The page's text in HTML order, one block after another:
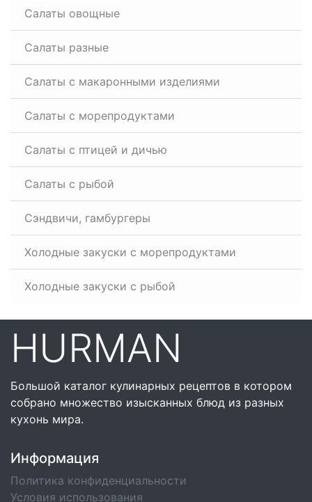
Салаты овощные
Салаты разные
Салаты с макаронными изделиями
Салаты с морепродуктами
Салаты с птицей и дичью
Салаты с рыбой
Сэндвичи, гамбургеры
Холодные закуски с морепродуктами
Холодные закуски с рыбой
HURMAN
Большой каталог кулинарных рецептов в котором
собрано множество изысканных блюд из разных
кухонь мира.
Информация
Политика конфиденциальности
Условия использования